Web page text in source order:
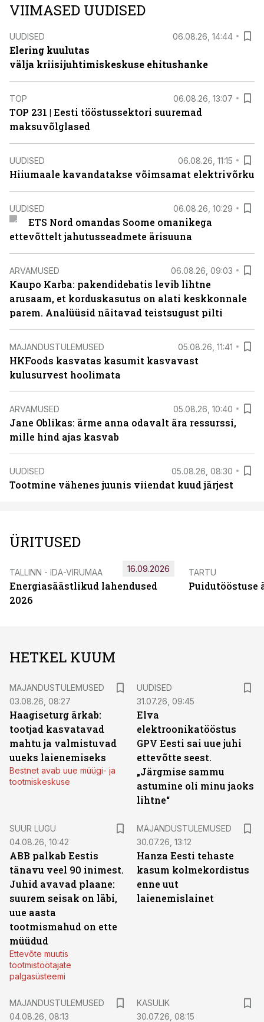
VIIMASED UUDISED
UUDISED 06.08.26, 14:44
Elering kuulutas
välja kriisijuhtimiskeskuse ehitushanke
TOP 06.08.26, 13:07
TOP 231 | Eesti tööstussektori suuremad
maksuvõlglased
UUDISED 06.08.26, 11:15
Hiiumaale kavandatakse võimsamat elektrivõrku
UUDISED 06.08.26, 10:29
ETS Nord omandas Soome omanikega
ettevõttelt jahutusseadmete ärisuuna
ARVAMUSED 06.08.26, 09:03
Kaupo Karba: pakendidebatis levib lihtne
arusaam, et korduskasutus on alati keskkonnale
parem. Analüüsid näitavad teistsugust pilti
MAJANDUSTULEMUSED 05.08.26, 11:41
HKFoods kasvatas kasumit kasvavast
kulusurvest hoolimata
ARVAMUSED 05.08.26, 10:40
Jane Oblikas: ärme anna odavalt ära ressurssi,
mille hind ajas kasvab
UUDISED 05.08.26, 08:30
Tootmine vähenes juunis viiendat kuud järjest
ÜRITUSED
TALLINN - IDA-VIRUMAA
Energiasäästlikud lahendused
2026
16.09.2026 TARTU
Puidutööstuse
HETKEL KUUM
MAJANDUSTULEMUSED
03.08.26, 08:27
Haagiseturg ärkab:
tootjad kasvatavad
mahtu ja valmistuvad
uueks laienemiseks
Bestnet avab uue müügi- ja
tootmiskeskuse
UUDISED
31.07.26, 09:45
Elva
elektroonikatööstus
GPV Eesti sai uue juhi
ettevõtte seest.
„Järgmise sammu
astumine oli minu jaoks
lihtne“
SUUR LUGU
04.08.26, 10:42
ABB palkab Eestis
tänavu veel 90 inimest.
Juhid avavad plaane:
suurem seisak on läbi,
uue aasta
tootmismahud on ette
müüdud
Ettevõte muutis
tootmistöötajate
palgasüsteemi
MAJANDUSTULEMUSED
30.07.26, 13:12
Hanza Eesti tehaste
kasum kolmekordistus
enne uut
laienemislainet
MAJANDUSTULEMUSED
04.08.26, 08:13
KASULIK
30.07.26, 08:15